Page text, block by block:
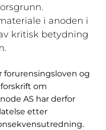
i anoden i
kritisk betydning
og
om
AS har derfor
etter